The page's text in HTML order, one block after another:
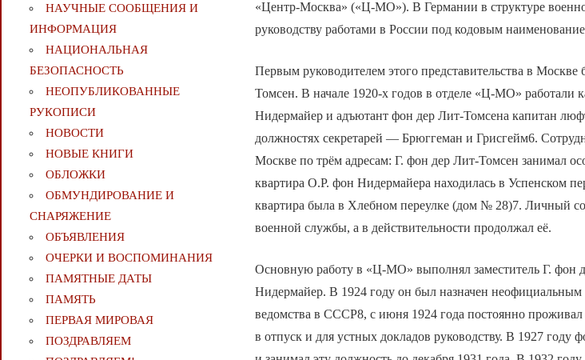
«Центр-Москва» («Ц-МО»). В Германии в структуре
руководству работами в России под кодовым
Первым руководителем этого представительства в
Томсен. В начале 1920-х годов в отделе «Ц-МО»
Нидермайер и адъютант фон дер Лит-Томсена капитан
должностях секретарей — Брюггеман и Грисгейм6.
Москве по трём адресам: Г. фон дер Лит-Томсен занимал
квартира О.Р. фон Нидермайера находилась в Успенском
квартира была в Хлебном переулке (дом № 28)7. Личный
военной службы, а в действительности продолжал её.
Основную работу в «Ц-МО» выполнял заместитель Г. фон
Нидермайер. В 1924 году он был назначен неофициальным
ведомства в СССР8, с июня 1924 года постоянно
в отпуск и для устных докладов руководству. В 1927
НАУЧНЫЕ СООБЩЕНИЯ И
ИНФОРМАЦИЯ
НАЦИОНАЛЬНАЯ
БЕЗОПАСНОСТЬ
НЕОПУБЛИКОВАННЫЕ
РУКОПИСИ
НОВОСТИ
НОВЫЕ КНИГИ
ОБЛОЖКИ
ОБМУНДИРОВАНИЕ И
СНАРЯЖЕНИЕ
ОБЪЯВЛЕНИЯ
ОЧЕРКИ И ВОСПОМИНАНИЯ
ПАМЯТНЫЕ ДАТЫ
ПАМЯТЬ
ПЕРВАЯ МИРОВАЯ
ПОЗДРАВЛЯЕМ